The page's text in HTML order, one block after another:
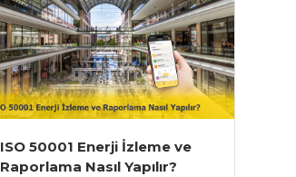
ISO 50001 Enerji İzleme ve
Raporlama Nasıl Yapılır?